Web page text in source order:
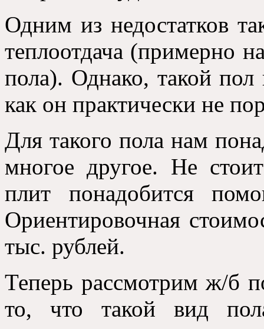
Одним из недостатков
теплоотдача (примерно
пола). Однако, такой
как он практически не
Для такого пола нам
многое другое. Не
плит понадобится
Ориентировочная
тыс. рублей.
Теперь рассмотрим ж/б
то, что такой вид